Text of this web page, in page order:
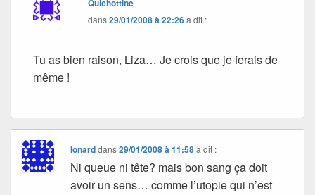
Quichottine
dans29/01/2008 à 22:26a dit :
Tu as bien raison, Liza… Je crois que je ferais de
même !
Ionarddans29/01/2008 à 11:58 a dit :
Ni queue ni tête? mais bon sang ça doit
avoir un sens… comme l’utopie qui n’est